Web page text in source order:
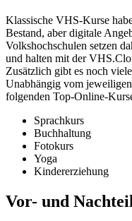
Klassische VHS-Kurse
Bestand, aber digitale
Volkshochschulen setzen
und halten mit der
Zusätzlich gibt es noch
Unabhängig vom
folgenden Top-Online-
Sprachkurs
Buchhaltung
Fotokurs
Yoga
Kindererziehung
Vor- und